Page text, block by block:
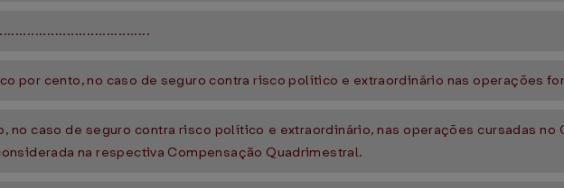
por cento, no caso de seguro contra risco político e extraordinário nas operações
no caso de seguro contra risco político e extraordinário, nas operações cursadas no
na respectiva Compensação Quadrimestral.